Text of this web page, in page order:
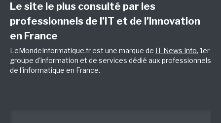
Le site le plus consulté par les
professionnels de l’IT et de l’innovation
en France
LeMondeInformatique.fr est une marque de IT News Info, 1er
groupe d'information et de services dédié aux professionnels
de l'informatique en France.